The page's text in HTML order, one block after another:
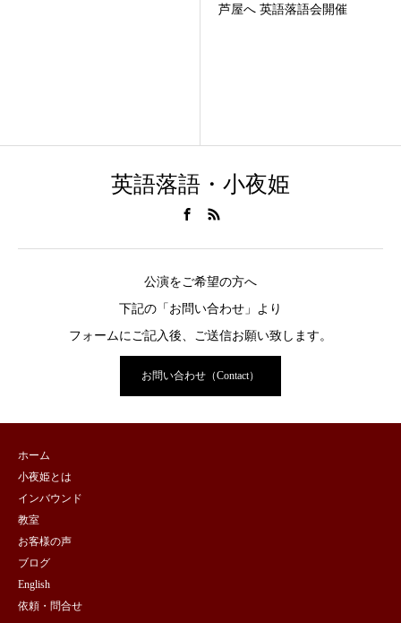
芦屋へ 英語落語会開催
英語落語・小夜姫
公演をご希望の方へ
下記の「お問い合わせ」より
フォームにご記入後、ご送信お願い致します。
お問い合わせ（Contact）
ホーム
小夜姫とは
インバウンド
教室
お客様の声
ブログ
English
依頼・問合せ